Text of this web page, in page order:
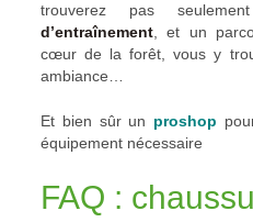
trouverez pas
d’entraînement, et un
cœur de la forêt, vous y
ambiance…
Et bien sûr un proshop
équipement nécessaire
FAQ :